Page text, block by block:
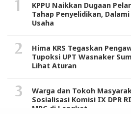
KPPU Naikkan Dugaan
Tahap Penyelidikan,
Usaha
Hima KRS Tegaskan
Tupoksi UPT Wasnaker
Lihat Aturan
Warga dan Tokoh
Sosialisasi Komisi IX DPR
MBG di Langkat